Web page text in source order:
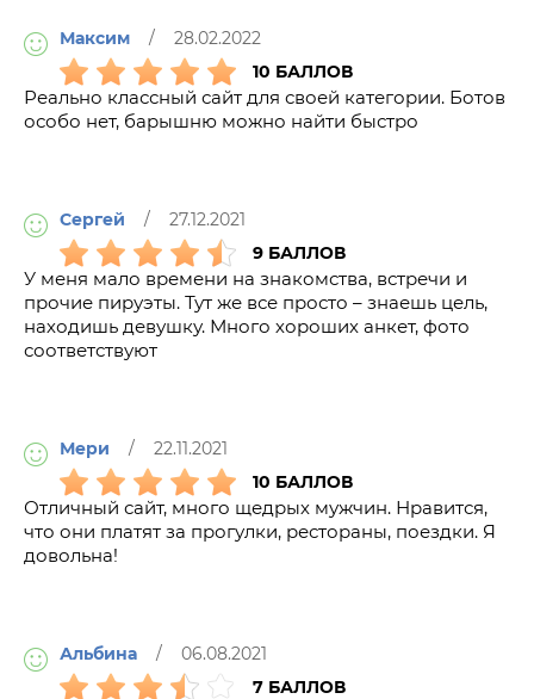
Максим / 28.02.2022
10 БАЛЛОВ
Реально классный сайт для своей категории. Ботов
особо нет, барышню можно найти быстро
Сергей / 27.12.2021
9 БАЛЛОВ
У меня мало времени на знакомства, встречи и
прочие пируэты. Тут же все просто – знаешь цель,
находишь девушку. Много хороших анкет, фото
соответствуют
Мери / 22.11.2021
10 БАЛЛОВ
Отличный сайт, много щедрых мужчин. Нравится,
что они платят за прогулки, рестораны, поездки. Я
довольна!
Альбина / 06.08.2021
7 БАЛЛОВ